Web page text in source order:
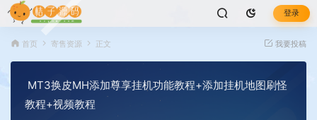
登录
首页 寄售资源 正文 我要投稿
MT3换皮MH添加尊享挂机功能教程+添加挂机地图刷怪
教程+视频教程